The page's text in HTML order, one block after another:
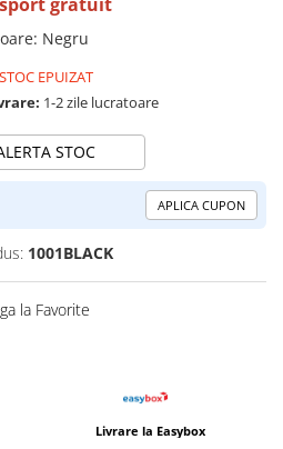
: Negru
STOC EPUIZAT
1-2 zile lucratoare
STOC
APLICA CUPON
1001BLACK
la Favorite
Livrare la Easybox